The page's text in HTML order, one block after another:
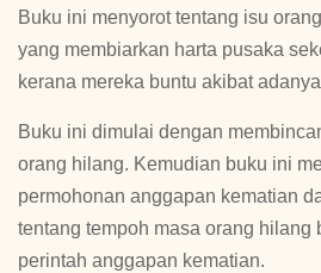
Buku ini menyorot tentang isu
yang membiarkan harta pusaka
kerana mereka buntu akibat
Buku ini dimulai dengan
orang hilang. Kemudian buku ini
permohonan anggapan kematian
tentang tempoh masa orang hilang
perintah anggapan kematian.